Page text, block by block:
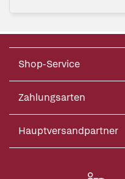
Shop-Service
Zahlungsarten
Hauptversandpartner